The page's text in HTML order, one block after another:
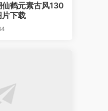
仙鹤元素古风130
下载